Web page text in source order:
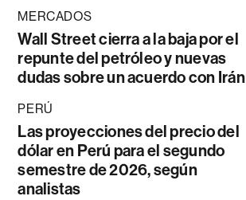
MERCADOS
Wall Street cierra a la baja por el
repunte del petróleo y nuevas
dudas sobre un acuerdo con Irán
PERÚ
Las proyecciones del precio del
dólar en Perú para el segundo
semestre de 2026, según
analistas